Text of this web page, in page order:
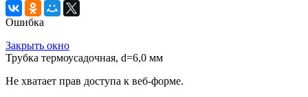
Ошибка
Закрыть окно
Трубка термоусадочная, d=6,0 мм
Не хватает прав доступа к веб-форме.